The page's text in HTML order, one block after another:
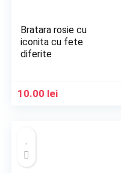
Bratara rosie cu
iconita cu fete
diferite
10.00 lei